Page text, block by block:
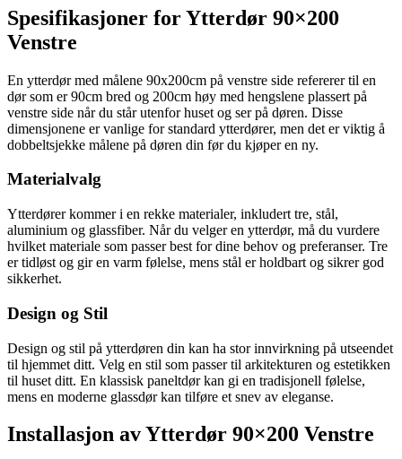
Spesifikasjoner for Ytterdør 90×200
Venstre
En ytterdør med målene 90x200cm på venstre side refererer til en
dør som er 90cm bred og 200cm høy med hengslene plassert på
venstre side når du står utenfor huset og ser på døren. Disse
dimensjonene er vanlige for standard ytterdører, men det er viktig å
dobbeltsjekke målene på døren din før du kjøper en ny.
Materialvalg
Ytterdører kommer i en rekke materialer, inkludert tre, stål,
aluminium og glassfiber. Når du velger en ytterdør, må du vurdere
hvilket materiale som passer best for dine behov og preferanser. Tre
er tidløst og gir en varm følelse, mens stål er holdbart og sikrer god
sikkerhet.
Design og Stil
Design og stil på ytterdøren din kan ha stor innvirkning på utseendet
til hjemmet ditt. Velg en stil som passer til arkitekturen og estetikken
til huset ditt. En klassisk paneltdør kan gi en tradisjonell følelse,
mens en moderne glassdør kan tilføre et snev av eleganse.
Installasjon av Ytterdør 90×200 Venstre